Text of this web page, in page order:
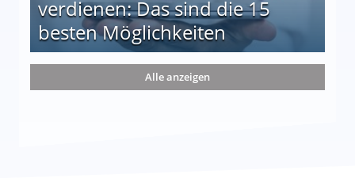
verdienen: Das sind die 15
besten Möglichkeiten
die 15 besten Möglichkeiten
Alle anzeigen